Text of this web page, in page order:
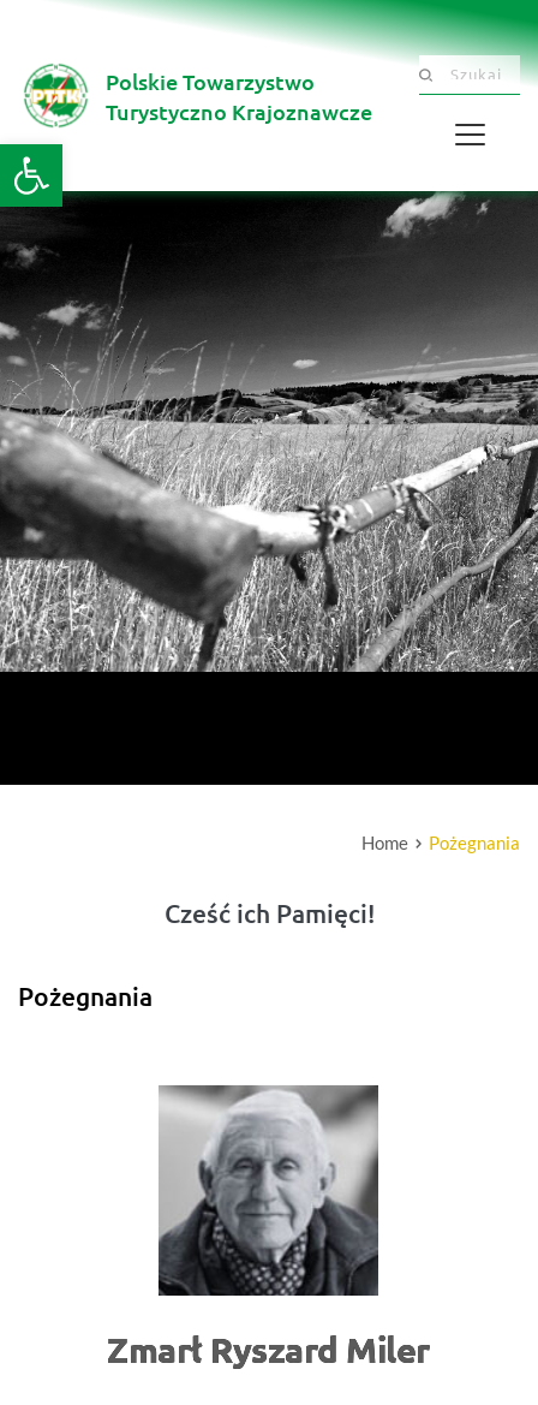
Otwórz pasek narzędzi
Polskie Towarzystwo
Turystyczno Krajoznawcze
Szukaj .......
Home Pożegnania
Cześć ich Pamięci!
Pożegnania
Zmarł Ryszard Miler